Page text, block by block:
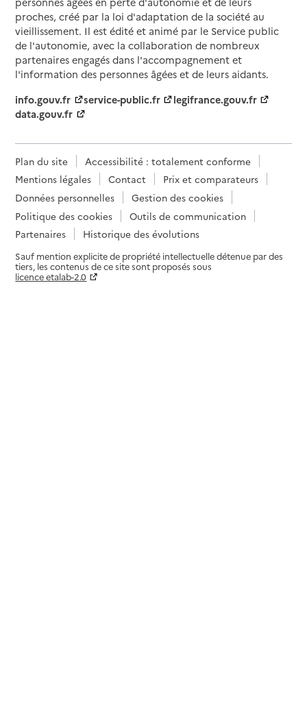
proches, créé par la loi d'adaptation de la société au
vieillissement. Il est édité et animé par le Service public
de l'autonomie, avec la collaboration de nombreux
partenaires engagés dans l'accompagnement et
l'information des personnes âgées et de leurs aidants.
info.gouv.fr
service-public.fr
legifrance.gouv.fr
data.gouv.fr
Plan du site
Accessibilité : totalement conforme
Mentions légales
Contact
Prix et comparateurs
Données personnelles
Gestion des cookies
Politique des cookies
Outils de communication
Partenaires
Historique des évolutions
Sauf mention explicite de propriété intellectuelle détenue par des
tiers, les contenus de ce site sont proposés sous
licence etalab-2.0